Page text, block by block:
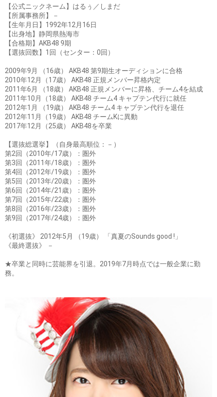
【公式ニックネーム】はるぅ／しまだ
【所属事務所】－
【生年月日】1992年12月16日
【出身地】静岡県熱海市
【合格期】AKB48 9期
【選抜回数】1回（センター：0回）
2009年9月 （16歳） AKB48 第9期生オーディションに合格
2010年12月（17歳） AKB48 正規メンバー昇格内定
2011年6月 （18歳） AKB48 正規メンバーに昇格、チーム4を結成
2011年10月（18歳） AKB48 チーム4 キャプテン代行に就任
2012年1月 （19歳） AKB48 チーム4 キャプテン代行を退任
2012年11月（19歳） AKB48 チームKに異動
2017年12月（25歳） AKB48を卒業
【選抜総選挙】（自身最高順位：－）
第2回（2010年/17歳）：圏外
第3回（2011年/18歳）：圏外
第4回（2012年/19歳）：圏外
第5回（2013年/20歳）：圏外
第6回（2014年/21歳）：圏外
第7回（2015年/22歳）：圏外
第8回（2016年/23歳）：圏外
第9回（2017年/24歳）：圏外
《初選抜》 2012年5月 （19歳） 「真夏のSounds good !」
《最終選抜》 －
★卒業と同時に芸能界を引退。2019年7月時点では一般企業に勤
務。